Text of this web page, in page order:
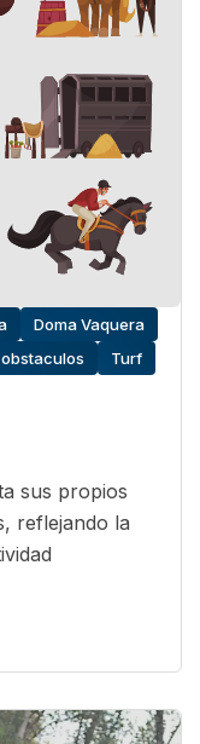
Doma Vaquera
Turf
sus propios
reflejando la